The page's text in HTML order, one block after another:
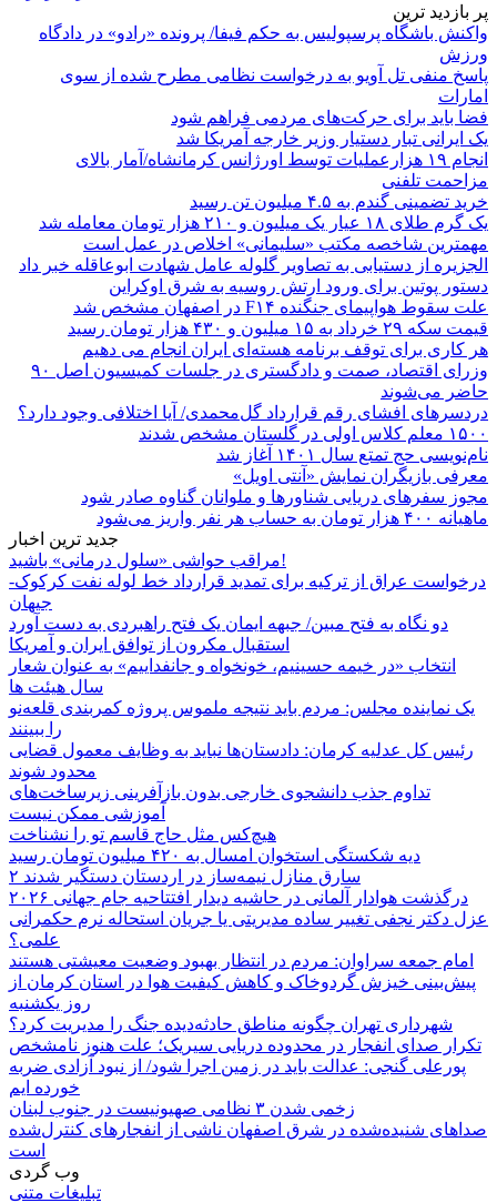
پر بازدید ترین
واکنش باشگاه پرسپولیس به حکم فیفا/ پرونده «رادو» در دادگاه
ورزش
پاسخ منفی تل آویو به درخواست نظامی مطرح شده از سوی
امارات
فضا باید برای حرکت‌های مردمی فراهم شود
یک ایرانی تبار دستیار وزیر خارجه آمریکا شد
انجام ۱۹ هزارعملیات توسط اورژانس کرمانشاه/آمار بالای
مزاحمت تلفنی
خرید تضمینی گندم به ۴.۵ میلیون تن رسید
یک گرم طلای ۱۸ عیار یک میلیون و ۲۱۰ هزار تومان معامله شد
مهمترین شاخصه مکتب «سلیمانی» اخلاص در عمل است
الجزیره از دستیابی به تصاویر گلوله عامل شهادت ابوعاقله خبر داد
دستور پوتین برای ورود ارتش روسیه به شرق اوکراین
علت سقوط هواپیمای جنگنده F۱۴ در اصفهان مشخص شد
قیمت سکه ۲۹ خرداد به ۱۵ میلیون و ۴۳۰ هزار تومان رسید
هر کاری برای توقف برنامه هسته‌ای ایران انجام می دهیم
وزرای اقتصاد، صمت و دادگستری در جلسات کمیسیون اصل ۹۰
حاضر می‌شوند
دردسرهای افشای رقم قرارداد گل‌محمدی/ آیا اختلافی وجود دارد؟
۱۵۰۰ معلم کلاس اولی در گلستان مشخص شدند
نام‌نویسی حج تمتع سال ۱۴۰۱ آغاز شد
معرفی بازیگران نمایش «آنتی اویل»
مجوز سفرهای دریایی شناورها و ملوانان گناوه صادر شود
ماهیانه ۴۰۰ هزار تومان به حساب هر نفر واریز می‌شود
جدید ترین اخبار
مراقب حواشی «سلول درمانی» باشید!
درخواست عراق از ترکیه برای تمدید قرارداد خط لوله نفت کرکوک-
جیهان
دو نگاه به فتح مبین/ جبهه ایمان یک فتح راهبردی به دست آورد
استقبال مکرون از توافق ایران و آمریکا
انتخاب «در خیمه حسینیم، خونخواه و جانفداییم» به عنوان شعار
سال هیئت ها
یک نماینده مجلس: مردم باید نتیجه ملموس پروژه کمربندی قلعه‌نو
را ببینند
رئیس کل عدلیه کرمان: دادستان‌ها نباید به وظایف معمول قضایی
محدود شوند
تداوم جذب دانشجوی خارجی بدون بازآفرینی زیرساخت‌های
آموزشی ممکن نیست
هیچ‌کس مثل حاج قاسم تو را نشناخت
دیه شکستگی استخوان امسال به ۴۲۰ میلیون تومان رسید
۲ سارق منازل نیمه‌ساز در اردستان دستگیر شدند
درگذشت هوادار آلمانی در حاشیه دیدار افتتاحیه جام جهانی ۲۰۲۶
عزل دکتر نجفی تغییر ساده مدیریتی یا جریان استحاله نرم حکمرانی
علمی؟
امام جمعه سراوان: مردم در انتظار بهبود وضعیت معیشتی هستند
پیش‌بینی خیزش گردوخاک و کاهش کیفیت هوا در استان کرمان از
روز یکشنبه
شهرداری تهران چگونه مناطق حادثه‌دیده جنگ را مدیریت کرد؟
تکرار صدای انفجار در محدوده دریایی سیریک؛ علت هنوز نامشخص
پورعلی گنجی: عدالت باید در زمین اجرا شود/ از نبود آزادی ضربه
خورده ایم
زخمی شدن ۳ نظامی صهیونیست در جنوب لبنان
صداهای شنیده‌شده در شرق اصفهان ناشی از انفجارهای کنترل‌شده
است
وب گردی
تبلیغات متنی